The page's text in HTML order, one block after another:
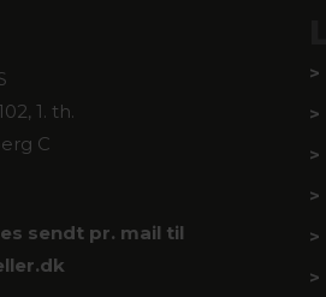
1. th.
C
sendt pr. mail til